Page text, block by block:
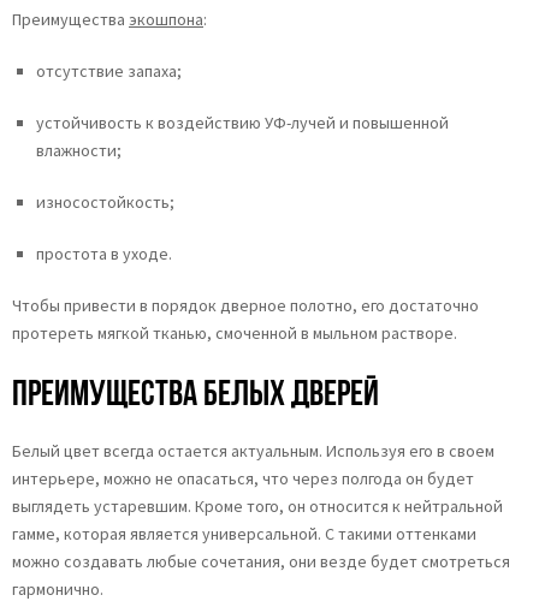
Преимущества экошпона:
отсутствие запаха;
устойчивость к воздействию УФ-лучей и повышенной
влажности;
износостойкость;
простота в уходе.
Чтобы привести в порядок дверное полотно, его достаточно
протереть мягкой тканью, смоченной в мыльном растворе.
Преимущества белых дверей
Белый цвет всегда остается актуальным. Используя его в своем
интерьере, можно не опасаться, что через полгода он будет
выглядеть устаревшим. Кроме того, он относится к нейтральной
гамме, которая является универсальной. С такими оттенками
можно создавать любые сочетания, они везде будет смотреться
гармонично.